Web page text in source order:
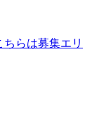
らは募集エリ